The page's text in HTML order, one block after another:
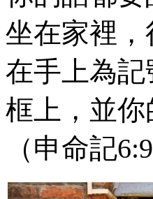
坐在家裡
在手上為
框上，並
（申命記6:9